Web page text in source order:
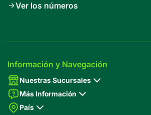
Información y Navegación
Nuestras Sucursales
Más Información
País
Ver los números